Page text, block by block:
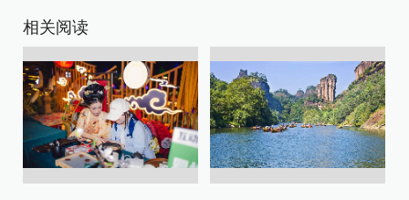
相关阅读